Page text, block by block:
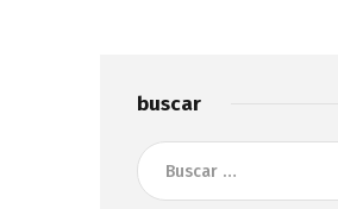
buscar
Buscar: